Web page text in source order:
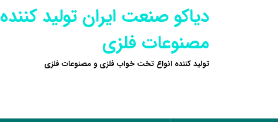
دیاکو صنعت ایران تولید کننده
مصنوعات فلزی
تولید کننده انواع تخت خواب فلزی و مصنوعات فلزی